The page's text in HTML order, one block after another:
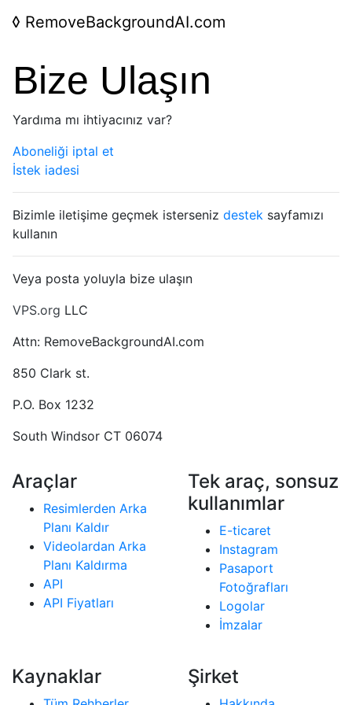
◊ RemoveBackgroundAI.com
Bize Ulaşın
Yardıma mı ihtiyacınız var?
Aboneliği iptal et
İstek iadesi
Bizimle iletişime geçmek isterseniz destek sayfamızı
kullanın
Veya posta yoluyla bize ulaşın
VPS.org LLC
Attn: RemoveBackgroundAI.com
850 Clark st.
P.O. Box 1232
South Windsor CT 06074
Araçlar
Resimlerden Arka
Planı Kaldır
Videolardan Arka
Planı Kaldırma
API
API Fiyatları
Tek araç, sonsuz
kullanımlar
E-ticaret
Instagram
Pasaport
Fotoğrafları
Logolar
İmzalar
Kaynaklar Şirket